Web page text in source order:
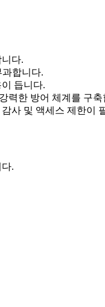
다.
합니다.
듭니다.
력한 방어 체계를 구축
사 및 액세스 제한이
.